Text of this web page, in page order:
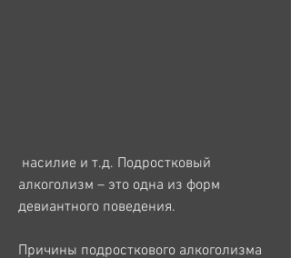
алкоголизм – это одна из форм
девиантного поведения.
Причины подросткового алкоголизма